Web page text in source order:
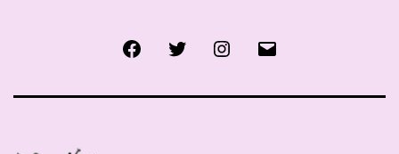
FacebookTwitter Instagram